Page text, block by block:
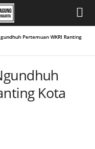
Pertemuan WKRI Ranting
Kota